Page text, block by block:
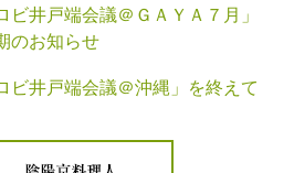
ビ井戸端会議＠ＧＡＹＡ７月」
のお知らせ
ビ井戸端会議＠沖縄」を終えて